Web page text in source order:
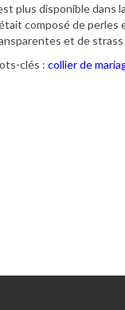
plus disponible dans
composé de perles
et de strass
clés : collier de